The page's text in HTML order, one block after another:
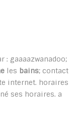
: gaaaazwanadoo;
les bains; contact
internet. horaires
ses horaires. a